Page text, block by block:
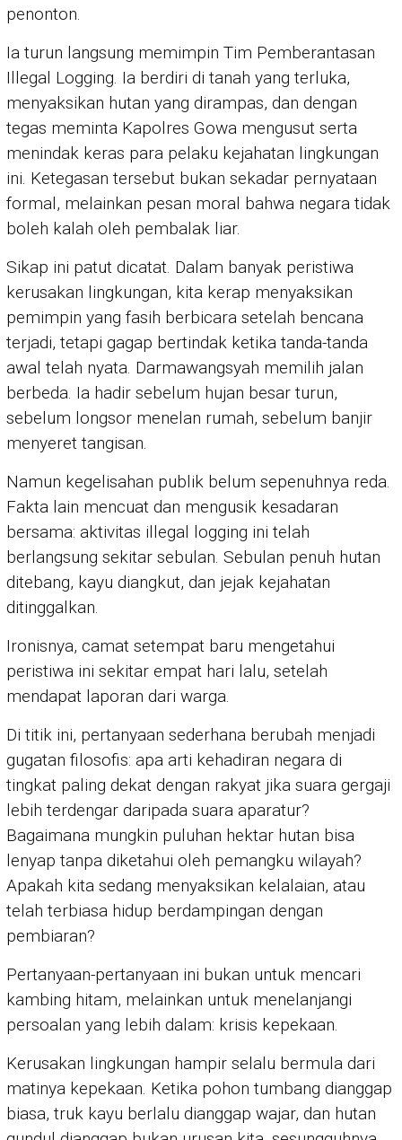
penonton.
Ia turun langsung memimpin Tim Pemberantasan
Illegal Logging. Ia berdiri di tanah yang terluka,
menyaksikan hutan yang dirampas, dan dengan
tegas meminta Kapolres Gowa mengusut serta
menindak keras para pelaku kejahatan lingkungan
ini. Ketegasan tersebut bukan sekadar pernyataan
formal, melainkan pesan moral bahwa negara tidak
boleh kalah oleh pembalak liar.
Sikap ini patut dicatat. Dalam banyak peristiwa
kerusakan lingkungan, kita kerap menyaksikan
pemimpin yang fasih berbicara setelah bencana
terjadi, tetapi gagap bertindak ketika tanda-tanda
awal telah nyata. Darmawangsyah memilih jalan
berbeda. Ia hadir sebelum hujan besar turun,
sebelum longsor menelan rumah, sebelum banjir
menyeret tangisan.
Namun kegelisahan publik belum sepenuhnya reda.
Fakta lain mencuat dan mengusik kesadaran
bersama: aktivitas illegal logging ini telah
berlangsung sekitar sebulan. Sebulan penuh hutan
ditebang, kayu diangkut, dan jejak kejahatan
ditinggalkan.
Ironisnya, camat setempat baru mengetahui
peristiwa ini sekitar empat hari lalu, setelah
mendapat laporan dari warga.
Di titik ini, pertanyaan sederhana berubah menjadi
gugatan filosofis: apa arti kehadiran negara di
tingkat paling dekat dengan rakyat jika suara gergaji
lebih terdengar daripada suara aparatur?
Bagaimana mungkin puluhan hektar hutan bisa
lenyap tanpa diketahui oleh pemangku wilayah?
Apakah kita sedang menyaksikan kelalaian, atau
telah terbiasa hidup berdampingan dengan
pembiaran?
Pertanyaan-pertanyaan ini bukan untuk mencari
kambing hitam, melainkan untuk menelanjangi
persoalan yang lebih dalam: krisis kepekaan.
Kerusakan lingkungan hampir selalu bermula dari
matinya kepekaan. Ketika pohon tumbang dianggap
biasa, truk kayu berlalu dianggap wajar, dan hutan